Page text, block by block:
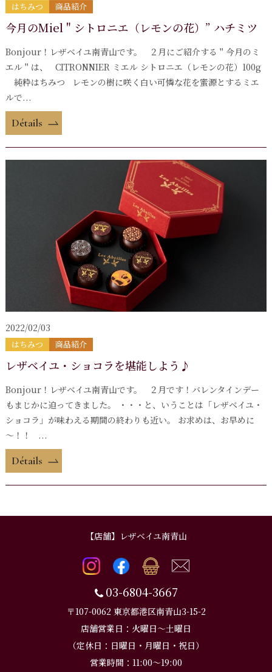
はちみつ 商品紹介
今月のMiel " シトロニエ（レモンの花）” ハチミツ
Bonjour！レザベイユ南青山です。 ２月にご紹介する＂今月のミ
エル＂は、 CITRONNIER ミエル シトロニエ（レモンの花）100g
純粋はちみつ レモンの樹に咲く白い可憐な花を蜜源とするミエ
ルで...
Détails
2022/02/03
はちみつ 商品紹介
レザベイユ・ショコラを堪能しよう♪
Bonjour！レザベイユ南青山です。 ２月です！バレンタインデー
もまじかに迫ってきました。 ・・・と、いうことは「レザベイユ・
ショコラ」が味わえる期間の終わりも近い。 お求めは、お早めに
～！！ ...
Détails
【店舗】レザベイユ南青山
03-6804-3667
〒107-0062 東京都港区南青山3-15-2
店舗営業日：火曜日～土曜日
（定休日：日曜日・月曜日・祝日）
営業時間：11:00～19:00